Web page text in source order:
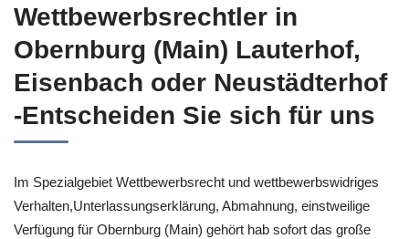
Wettbewerbsrechtler in
Obernburg (Main) Lauterhof,
Eisenbach oder Neustädterhof
-Entscheiden Sie sich für uns
Im Spezialgebiet Wettbewerbsrecht und wettbewerbswidriges
Verhalten,Unterlassungserklärung, Abmahnung, einstweilige
Verfügung für Obernburg (Main) gehört hab sofort das große